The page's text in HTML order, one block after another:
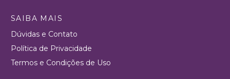
SAIBA MAIS
Dúvidas e Contato
Política de Privacidade
Termos e Condições de Uso